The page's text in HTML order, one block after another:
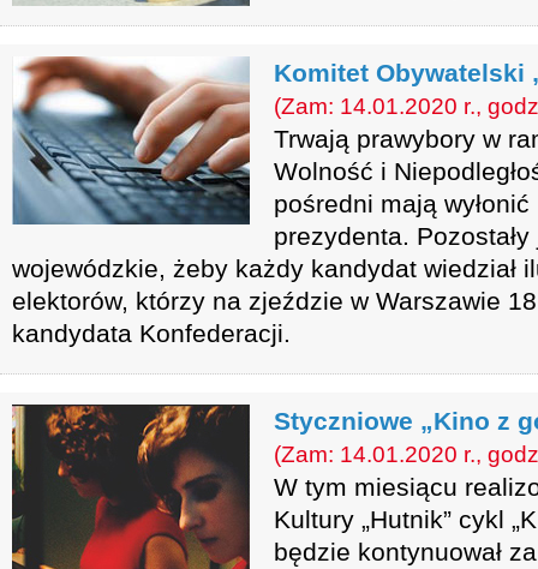
Komitet Obywatelski
(Zam: 14.01.2020 r.,
Trwają prawybory w
Wolność i
pośredni mają
prezydenta.
wojewódzkie, żeby każdy kandydat wiedział
elektorów, którzy na zjeździe w Warszawie
kandydata Konfederacji.
Styczniowe „Kino z
(Zam: 14.01.2020 r.,
W tym miesiącu
Kultury „Hutnik” cykl
będzie kontynuował